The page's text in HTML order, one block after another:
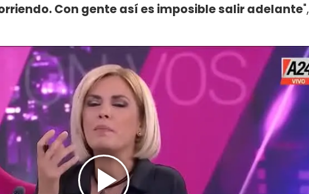
Con gente así es imposible salir adelante",